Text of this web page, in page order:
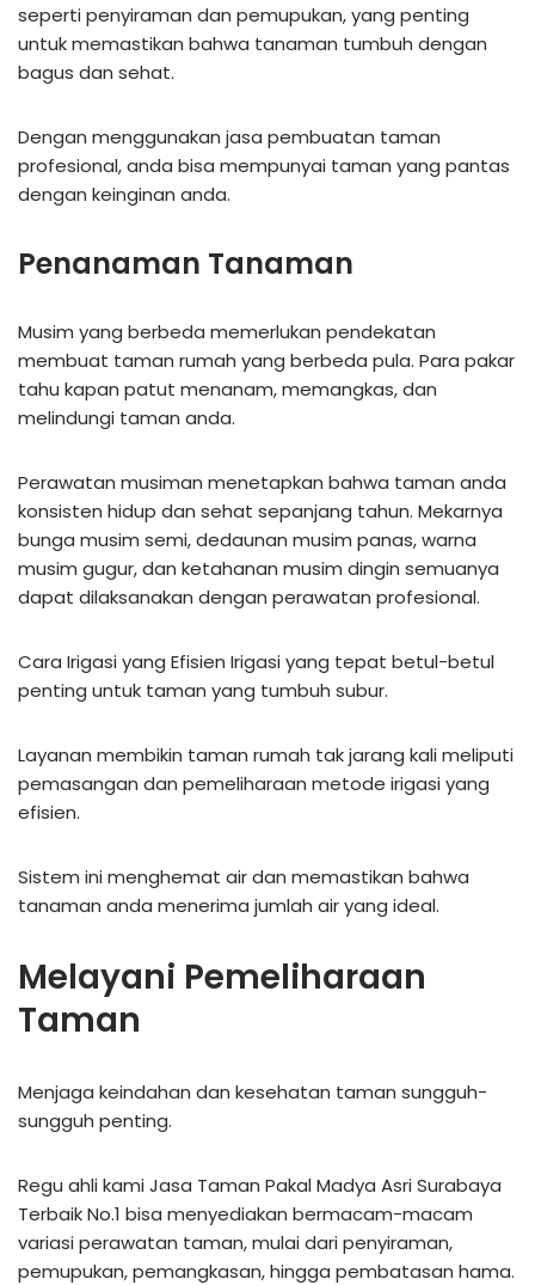
seperti penyiraman dan pemupukan, yang penting
untuk memastikan bahwa tanaman tumbuh dengan
bagus dan sehat.
Dengan menggunakan jasa pembuatan taman
profesional, anda bisa mempunyai taman yang pantas
dengan keinginan anda.
Penanaman Tanaman
Musim yang berbeda memerlukan pendekatan
membuat taman rumah yang berbeda pula. Para pakar
tahu kapan patut menanam, memangkas, dan
melindungi taman anda.
Perawatan musiman menetapkan bahwa taman anda
konsisten hidup dan sehat sepanjang tahun. Mekarnya
bunga musim semi, dedaunan musim panas, warna
musim gugur, dan ketahanan musim dingin semuanya
dapat dilaksanakan dengan perawatan profesional.
Cara Irigasi yang Efisien Irigasi yang tepat betul-betul
penting untuk taman yang tumbuh subur.
Layanan membikin taman rumah tak jarang kali meliputi
pemasangan dan pemeliharaan metode irigasi yang
efisien.
Sistem ini menghemat air dan memastikan bahwa
tanaman anda menerima jumlah air yang ideal.
Melayani Pemeliharaan
Taman
Menjaga keindahan dan kesehatan taman sungguh-
sungguh penting.
Regu ahli kami Jasa Taman Pakal Madya Asri Surabaya
Terbaik No.1 bisa menyediakan bermacam-macam
variasi perawatan taman, mulai dari penyiraman,
pemupukan, pemangkasan, hingga pembatasan hama.